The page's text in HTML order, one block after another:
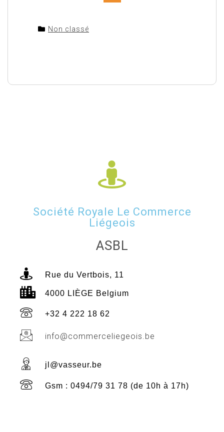
Non classé
Société Royale Le Commerce
Liégeois
ASBL
Rue du Vertbois, 11
4000 LIÈGE Belgium
+32 4 222 18 62
info@commerceliegeois.be
jl@vasseur.be
Gsm : 0494/79 31 78 (de 10h à 17h)